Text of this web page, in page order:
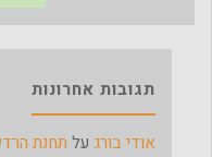
תגובות אחרונות
אודי בורג על תחנת